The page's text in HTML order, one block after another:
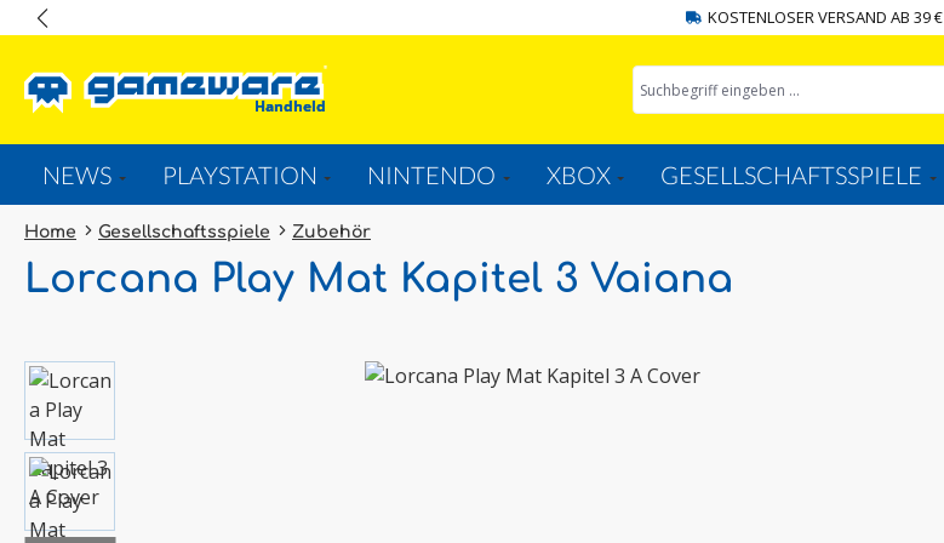
KOSTENLOSER VERSAND AB 39 €
NEWS PLAYSTATION NINTENDO XBOX GESELLSCHAFTSSPIELE
Home Gesellschaftsspiele Zubehör
Lorcana Play Mat Kapitel 3 Vaiana
Bildergalerie überspringen